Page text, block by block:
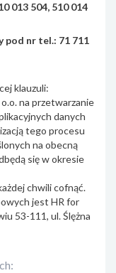
013 504, 510 014
pod nr tel.: 71 711
klauzuli:
na przetwarzanie
danych
tego procesu
na obecną
się w okresie
chwili cofnąć.
jest HR for
53-111, ul. Ślężna